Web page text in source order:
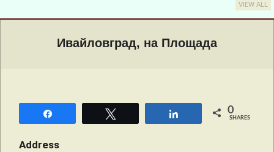
VIEW ALL
Ивайловград, на Площада
0
SHARES
Address